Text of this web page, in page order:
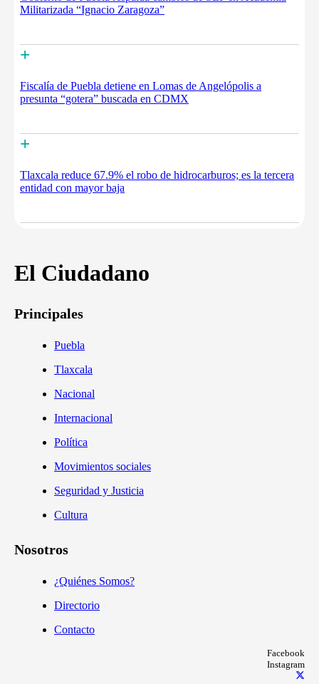
Militarizada “Ignacio Zaragoza”
+
Fiscalía de Puebla detiene en Lomas de Angelópolis a
presunta “gotera” buscada en CDMX
+
Tlaxcala reduce 67.9% el robo de hidrocarburos; es la tercera
entidad con mayor baja
El Ciudadano
Principales
Puebla
Tlaxcala
Nacional
Internacional
Política
Movimientos sociales
Seguridad y Justicia
Cultura
Nosotros
¿Quiénes Somos?
Directorio
Contacto
Facebook
Instagram